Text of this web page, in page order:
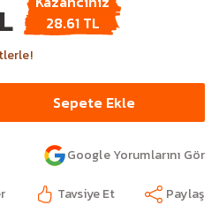
28.61 TL
Sepete Ekle
Google Yorumlarını Gör
Tavsiye Et Paylaş